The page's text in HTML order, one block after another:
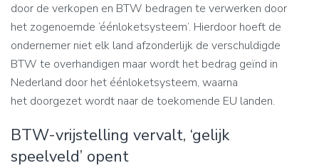
door de verkopen en BTW bedragen te verwerken door
het zogenoemde ‘éénloketsysteem’. Hierdoor hoeft de
ondernemer niet elk land afzonderlijk de verschuldigde
BTW te overhandigen maar wordt het bedrag geïnd in
Nederland door het éénloketsysteem, waarna
het doorgezet wordt naar de toekomende EU landen.
BTW-vrijstelling vervalt, ‘gelijk
speelveld’ opent